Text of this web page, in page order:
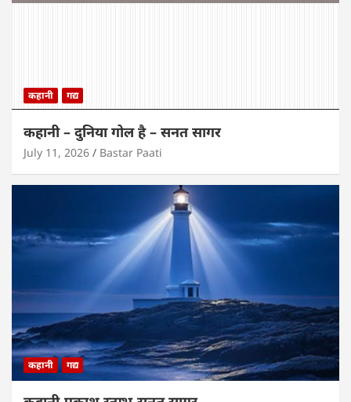
कहानी गद्य
कहानी – दुनिया गोल है – सनत सागर
July 11, 2026 Bastar Paati
कहानी गद्य